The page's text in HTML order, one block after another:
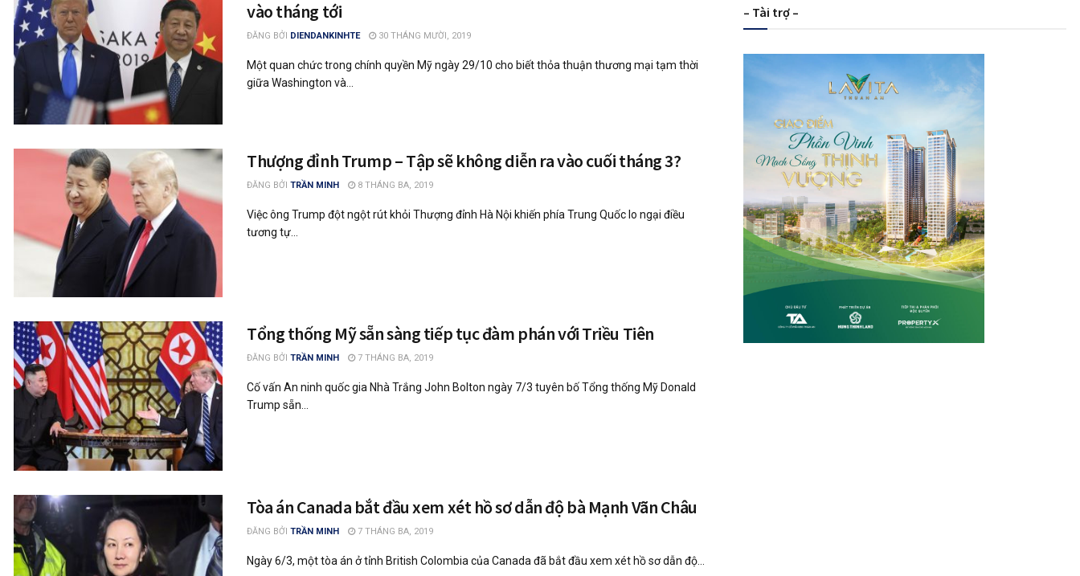
vào tháng tới
ĐĂNG BỞI DIENDANKINHTE 30 THÁNG MƯỜI, 2019
Một quan chức trong chính quyền Mỹ ngày 29/10 cho biết thỏa thuận thương mại tạm thời
giữa Washington và...
Thượng đỉnh Trump – Tập sẽ không diễn ra vào cuối tháng 3?
ĐĂNG BỞI TRẦN MINH 8 THÁNG BA, 2019
Việc ông Trump đột ngột rút khỏi Thượng đỉnh Hà Nội khiến phía Trung Quốc lo ngại điều
tương tự...
Tổng thống Mỹ sẵn sàng tiếp tục đàm phán với Triều Tiên
ĐĂNG BỞI TRẦN MINH 7 THÁNG BA, 2019
Cố vấn An ninh quốc gia Nhà Trắng John Bolton ngày 7/3 tuyên bố Tổng thống Mỹ Donald
Trump sẵn...
Tòa án Canada bắt đầu xem xét hồ sơ dẫn độ bà Mạnh Vãn Châu
ĐĂNG BỞI TRẦN MINH 7 THÁNG BA, 2019
Ngày 6/3, một tòa án ở tỉnh British Colombia của Canada đã bắt đầu xem xét hồ sơ dẫn độ...
– Tài trợ –